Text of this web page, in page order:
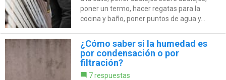
poner un termo, hacer regatas para la
cocina y baño, poner puntos de agua y...
¿Cómo saber si la humedad es
por condensación o por
filtración?
7 respuestas